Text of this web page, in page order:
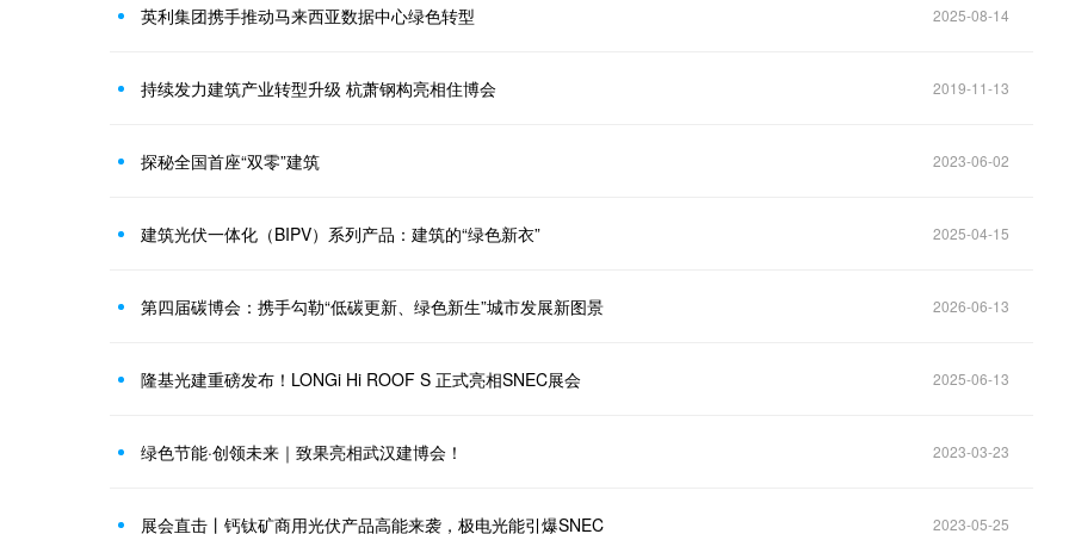
英利集团携手推动马来西亚数据中心绿色转型 2025-08-14
持续发力建筑产业转型升级 杭萧钢构亮相住博会 2019-11-13
探秘全国首座“双零”建筑 2023-06-02
建筑光伏一体化（BIPV）系列产品：建筑的“绿色新衣” 2025-04-15
第四届碳博会：携手勾勒“低碳更新、绿色新生”城市发展新图景 2026-06-13
隆基光建重磅发布！LONGi Hi ROOF S 正式亮相SNEC展会 2025-06-13
绿色节能·创领未来｜致果亮相武汉建博会！ 2023-03-23
展会直击丨钙钛矿商用光伏产品高能来袭，极电光能引爆SNEC 2023-05-25